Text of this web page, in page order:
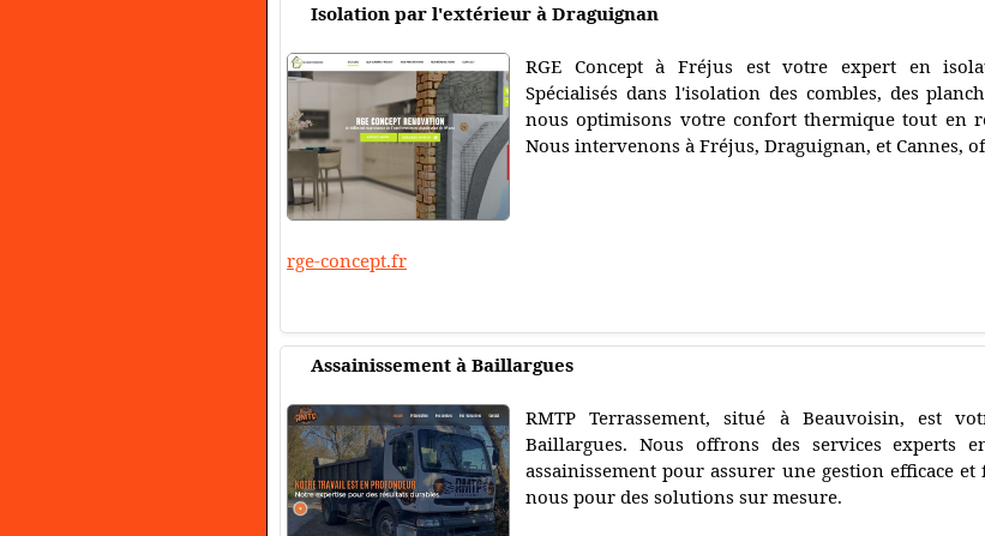
Isolation par l'extérieur à Draguignan
RGE Concept à Fréjus est votre expert en
Spécialisés dans l'isolation des combles, des
nous optimisons votre confort thermique tout en
Nous intervenons à Fréjus, Draguignan, et Cannes,
rge-concept.fr
Assainissement à Baillargues
RMTP Terrassement, situé à Beauvoisin, est
Baillargues. Nous offrons des services experts
assainissement pour assurer une gestion efficace
nous pour des solutions sur mesure.